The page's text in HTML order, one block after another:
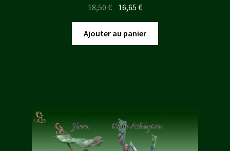
18,50€ Le
prix
initial
était :
16,65€Le
prix
actuel
est :
Ajouter au panier